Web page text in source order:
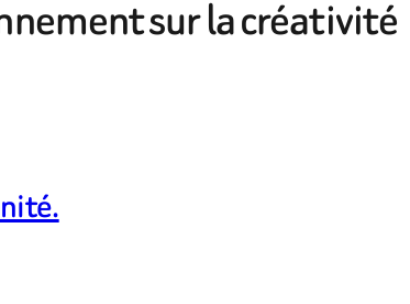
sur la créativité